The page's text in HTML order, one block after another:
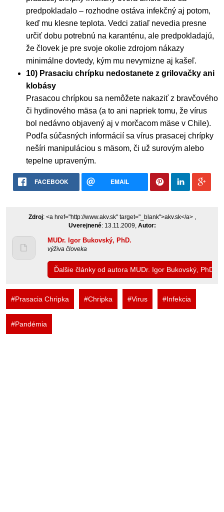
predpokladalo – rozhodne ostáva infekčný aj potom,
keď mu klesne teplota. Vedci zatiaľ nevedia presne
určiť dobu potrebnú na karanténu, ale predpokladajú,
že človek je pre svoje okolie zdrojom nákazy
minimálne dovtedy, kým mu nevymizne aj kašeľ.
10) Prasaciu chrípku nedostanete z grilovačky ani
klobásy
Prasacou chrípkou sa nemôžete nakaziť z bravčového
či hydinového mäsa (a to ani napriek tomu, že vírus
bol nedávno objavený aj v morčacom mäse v Chile).
Podľa súčasných informácií sa vírus prasacej chrípky
nešíri manipuláciou s mäsom, či už surovým alebo
tepelne upraveným.
FACEBOOK EMAIL
Zdroj: <a href="http://www.akv.sk" target="_blank">akv.sk</a> ,
Uverejnené: 13.11.2009, Autor:
MUDr. Igor Bukovský, PhD.
výživa človeka
Ďalšie články od autora MUDr. Igor Bukovský, PhD.
#Prasacia Chripka #Chripka #Virus #Infekcia
#Pandémia